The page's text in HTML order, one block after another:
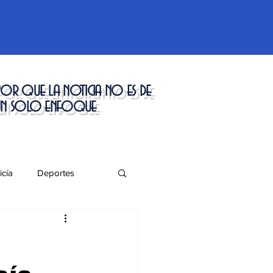
que la noticia no es de
solo enfoque
Deportes